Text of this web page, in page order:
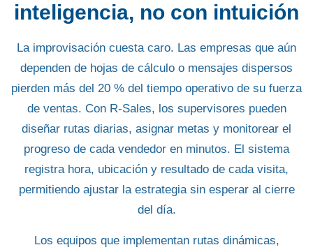
inteligencia, no con intuición
La improvisación cuesta caro. Las empresas que aún
dependen de hojas de cálculo o mensajes dispersos
pierden más del 20 % del tiempo operativo de su fuerza
de ventas. Con R-Sales, los supervisores pueden
diseñar rutas diarias, asignar metas y monitorear el
progreso de cada vendedor en minutos. El sistema
registra hora, ubicación y resultado de cada visita,
permitiendo ajustar la estrategia sin esperar al cierre
del día.
Los equipos que implementan rutas dinámicas,